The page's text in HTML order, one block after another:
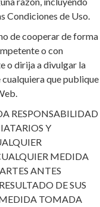
Condiciones de Uso.
de cooperar de forma
o con
o dirija a divulgar la
que publique
RESPONSABILIDAD
Y
MEDIDA
ANTES
DE SUS
TOMADA